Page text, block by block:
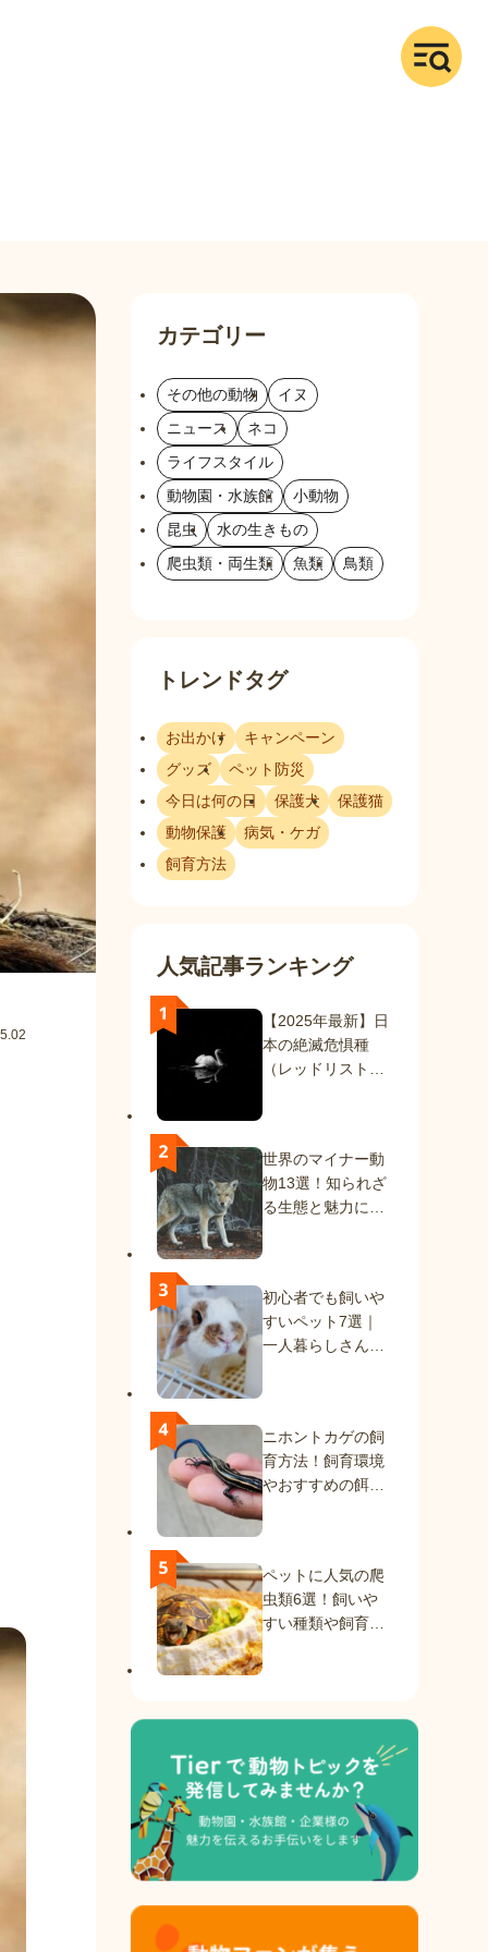
カテゴリー
その他の動物
イヌ
ニュース
ネコ
ライフスタイル
動物園・水族館
小動物
昆虫
水の生きもの
爬虫類・両生類
魚類 鳥類
トレンドタグ
お出かけ
キャンペーン
グッズ
ペット防災
今日は何の日
保護犬
保護猫
動物保護
病気・ケガ
飼育方法
人気記事ランキング
【2025年最新】日
本の絶滅危惧種
（レッドリスト）
世界のマイナー動
物13選！知られざ
る生態と魅力に迫
初心者でも飼いや
すいペット7選｜
一人暮らしさんに
ニホントカゲの飼
育方法！飼育環境
やおすすめの餌を
ペットに人気の爬
虫類6選！飼いや
すい種類や飼育方